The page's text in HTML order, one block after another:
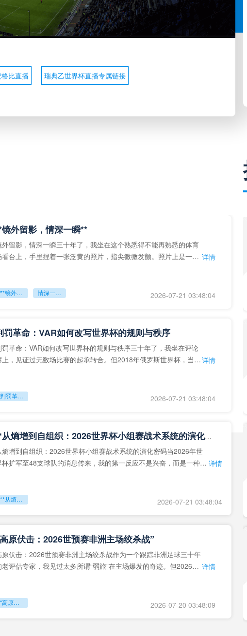
比直播 瑞典乙世界杯直播专属链接
外留影，情深一瞬**
外留影，情深一瞬三十年了，我坐在这个熟悉得不能再熟悉的体育
看台上，手里捏着一张泛黄的照片，指尖微微发颤。照片上是一个 详情
**镜外留影 情深一瞬** 2026-07-21 03:48:04
罚革命：VAR如何改写世界杯的规则与秩序
罚革命：VAR如何改写世界杯的规则与秩序三十年了，我坐在评论
上，见证过无数场比赛的起承转合。但2018年俄罗斯世界杯，当
详情
判罚革命：VAR如何改写世界杯的规则与秩序 2026-07-21 03:48:04
**从熵增到自组织：2026世界杯小组赛战术系统的演化密码**
熵增到自组织：2026世界杯小组赛战术系统的演化密码当2026年世
杯扩军至48支球队的消息传来，我的第一反应不是兴奋，而是一种深 详情
**从熵增到自组织：2026世界杯小组赛战术系统的演化密码** 2026-07-21 03:48:04
原伏击：2026世预赛非洲主场绞杀战”
原伏击：2026世预赛非洲主场绞杀战作为一个跟踪非洲足球三十年
老评估专家，我见过太多所谓“弱旅”在主场爆发的奇迹。但2026年 详情
“高原伏击：2026世预赛非洲主场绞杀战” 2026-07-20 03:48:09